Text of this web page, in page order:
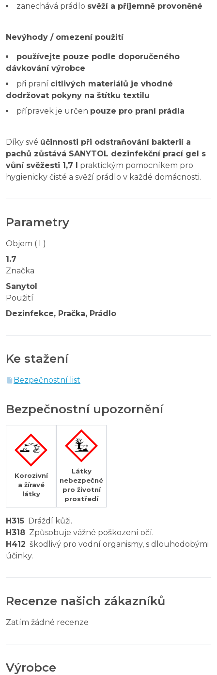
zanechává prádlo svěží a příjemně provoněné
Nevýhody / omezení použití
používejte pouze podle doporučeného
dávkování výrobce
při praní citlivých materiálů je vhodné
dodržovat pokyny na štítku textilu
přípravek je určen pouze pro praní prádla
Díky své účinnosti při odstraňování bakterií a
pachů zůstává SANYTOL dezinfekční prací gel s
vůní svěžesti 1,7 l praktickým pomocníkem pro
hygienicky čisté a svěží prádlo v každé domácnosti.
Parametry
Objem ( l )
1.7
Značka
Sanytol
Použití
Dezinfekce, Pračka, Prádlo
Ke stažení
Bezpečnostní list
Bezpečnostní upozornění
Korozivní
a žíravé
látky
Látky
nebezpečné
pro životní
prostředí
H315 Dráždí kůži.
H318 Způsobuje vážné poškození očí.
H412 škodlivý pro vodní organismy, s dlouhodobými
účinky.
Recenze našich zákazníků
Zatím žádné recenze
Výrobce